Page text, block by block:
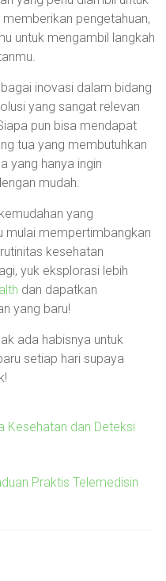
pengetahuan,
untuk mengambil langkah
inovasi dalam bidang
yang sangat relevan
pun bisa mendapat
tua yang membutuhkan
yang hanya ingin
mudah.
yang
mulai mempertimbangkan
kesehatan
yuk eksplorasi lebih
dan dapatkan
yang baru!
ada habisnya untuk
setiap hari supaya
Kesehatan dan Deteksi
Praktis Telemedisin